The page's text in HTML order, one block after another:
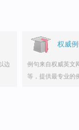
边
权威
例句来自权威英文
等，提供最专业的